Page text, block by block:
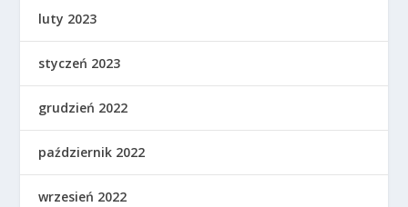
luty 2023
styczeń 2023
grudzień 2022
październik 2022
wrzesień 2022